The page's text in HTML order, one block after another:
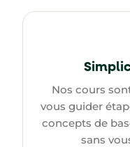
Nos cours
vous guider
concepts de
sans